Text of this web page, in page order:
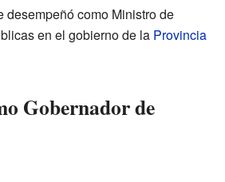
desempeñó como Ministro de
en el gobierno de la Provincia
Gobernador de